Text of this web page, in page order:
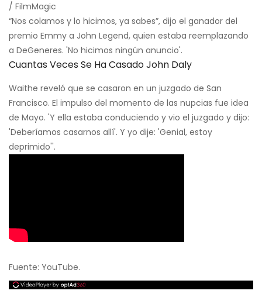
/ FilmMagic
“Nos colamos y lo hicimos, ya sabes”, dijo el ganador del
premio Emmy a John Legend, quien estaba reemplazando
a DeGeneres. 'No hicimos ningún anuncio'.
Cuantas Veces Se Ha Casado John Daly
Waithe reveló que se casaron en un juzgado de San
Francisco. El impulso del momento de las nupcias fue idea
de Mayo. 'Y ella estaba conduciendo y vio el juzgado y dijo:
'Deberíamos casarnos allí'. Y yo dije: 'Genial, estoy
deprimido''.
Fuente: YouTube.